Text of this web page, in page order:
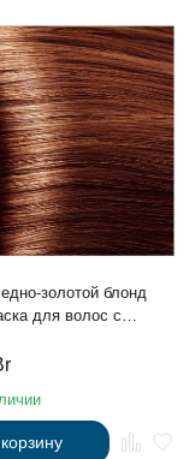
золотой блонд
для волос с
протеинами линии